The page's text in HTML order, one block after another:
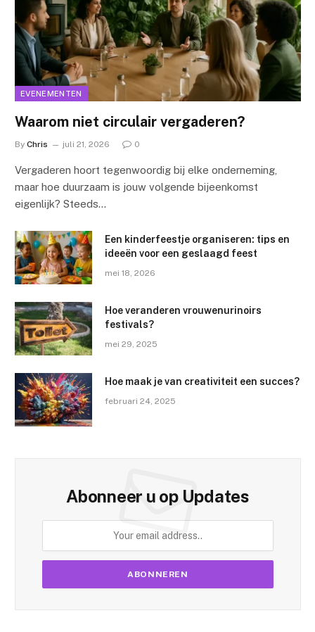
EVENEMENTEN
Waarom niet circulair vergaderen?
By Chris juli 21, 2026 0
Vergaderen hoort tegenwoordig bij elke onderneming,
maar hoe duurzaam is jouw volgende bijeenkomst
eigenlijk? Steeds…
Een kinderfeestje organiseren: tips en
ideeën voor een geslaagd feest
mei 18, 2026
Hoe veranderen vrouwenurinoirs
festivals?
mei 29, 2025
Hoe maak je van creativiteit een succes?
februari 24, 2025
Abonneer u op Updates